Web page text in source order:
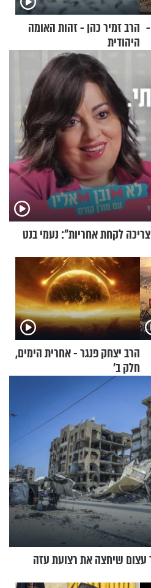
הרב זמיר כהן - זהות האומה
היהודית
לקחת אחריות": נעמי בנט
הרב יצחק פנגר - אחרית הימים,
חלק ב’
עצום שיחצה את רצועת עזה